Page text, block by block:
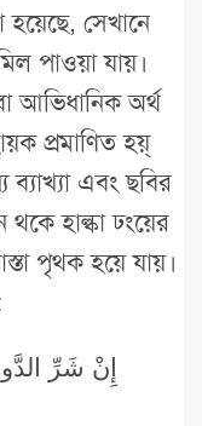
হয়েছে, সেখানে
পাওয়া যায়।
আভিধানিক অর্থ
প্রমাণিত হয়্
এবং ছবির
থকে হাল্কা ঢংয়ের
পৃথক হয়ে যায়।
إِنْ شَرِّ